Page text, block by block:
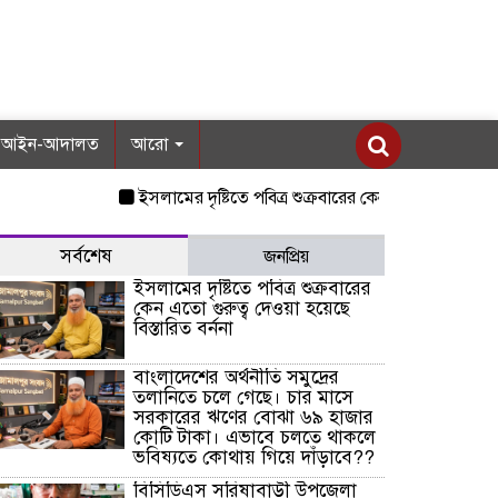
আইন-আদালত আরো
ইসলামের দৃষ্টিতে পবিত্র শুক্রবারের কেন এতো গুরুত্ব দেওয়া
সর্বশেষ জনপ্রিয়
ইসলামের দৃষ্টিতে পবিত্র শুক্রবারের
কেন এতো গুরুত্ব দেওয়া হয়েছে
বিস্তারিত বর্ননা
বাংলাদেশের অর্থনীতি সমুদ্রের
তলানিতে চলে গেছে। চার মাসে
সরকারের ঋণের বোঝা ৬৯ হাজার
কোটি টাকা। এভাবে চলতে থাকলে
ভবিষ্যতে কোথায় গিয়ে দাঁড়াবে??
বিসিডিএস সরিষাবাড়ী উপজেলা